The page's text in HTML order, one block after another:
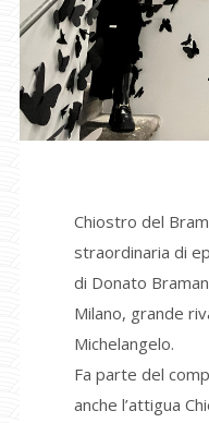
Chiostro del
straordinaria di
di Donato
Milano, grande
Michelangelo.
Fa parte del
anche l’attigua